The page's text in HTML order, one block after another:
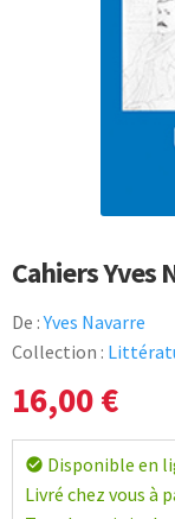
Cahiers Yves
De :Yves Navarre
Collection :
16,00€
check_circle Disponible en
Livré chez vous à